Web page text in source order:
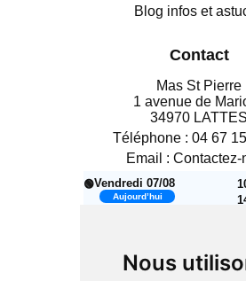
Nous
Blog infos et
Contact
Mas St Pierre
1 avenue de
34970 LATTES
Téléphone : 04 67
Email : Contactez-
🟢Vendredi 07/08
Aujourd’hui
Dimanche 09/08